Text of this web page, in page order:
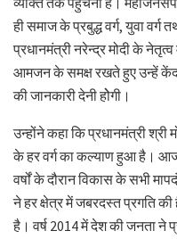
ही समाज के प्रबुद्ध वर्ग, युवा वर्ग
प्रधानमंत्री नरेन्द्र मोदी के
आमजन के समक्ष रखते हुए उन्हें केंद्र
की जानकारी देनी होेगी।
उन्होंने कहा कि प्रधानमंत्री
के हर वर्ग का कल्याण हुआ है।
वर्षों के दौरान विकास के सभी
ने हर क्षेत्र में जबरदस्त प्रगति
है। वर्ष 2014 में देश की जनता ने